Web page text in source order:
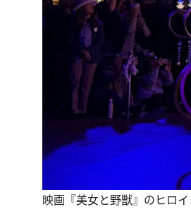
映画『美女と野獣』のヒロ